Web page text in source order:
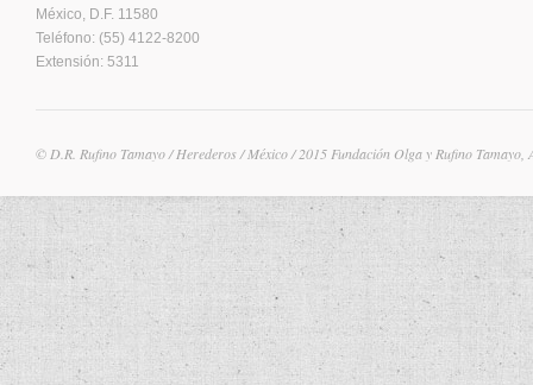
México, D.F. 11580
Teléfono: (55) 4122-8200
Extensión: 5311
© D.R. Rufino Tamayo / Herederos / México / 2015 Fundación Olga y Rufino Tamayo,